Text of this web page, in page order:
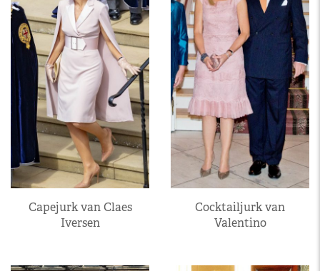
Capejurk van Claes
Iversen
Cocktailjurk van
Valentino